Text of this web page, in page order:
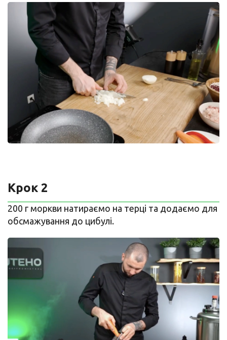
Крок 2
200 г моркви натираємо на терці та додаємо для
обсмажування до цибулі.